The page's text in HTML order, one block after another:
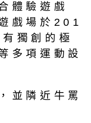
體驗遊戲
戲場於201
獨創的極
多項運動設
並隣近牛罵